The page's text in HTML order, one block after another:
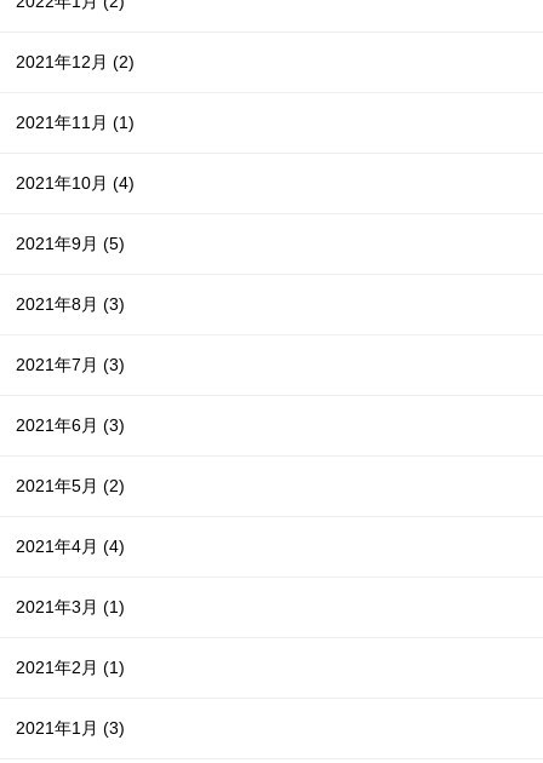
2021年12月(2)
2021年11月(1)
2021年10月(4)
2021年9月(5)
2021年8月(3)
2021年7月(3)
2021年6月(3)
2021年5月(2)
2021年4月(4)
2021年3月(1)
2021年2月(1)
2021年1月(3)